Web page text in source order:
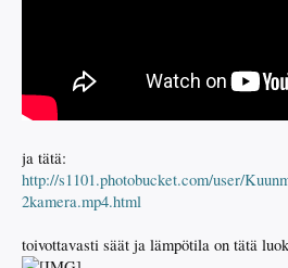
ja tätä:
http://s1101.photobucket.com/user/
2kamera.mp4.html
toivottavasti säät ja lämpötila on tätä